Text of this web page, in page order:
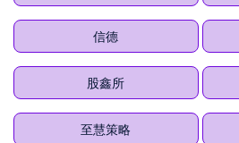
信德
股鑫所
至慧策略